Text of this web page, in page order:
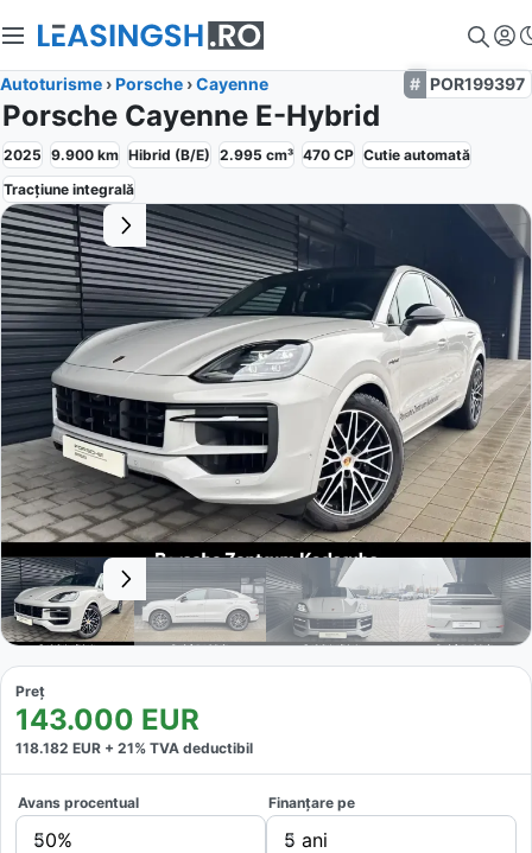
Autoturisme ›Porsche ›Cayenne POR199397
Porsche Cayenne E-Hybrid
2025 9.900 km Hibrid (B/E) 2.995 cm³ 470 CP Cutie automată
Tracțiune integrală
Preț
143.000 EUR
118.182 EUR + 21% TVA deductibil
Avans procentual
50%
Finanțare pe
5 ani